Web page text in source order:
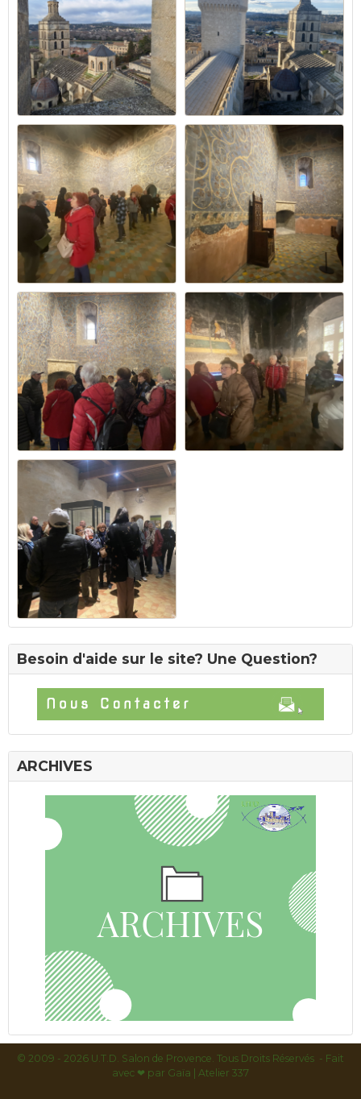
Besoin d'aide sur le site? Une Question?
ARCHIVES
© 2009 - 2026 U.T.D. Salon de Provence. Tous Droits Réservés - Fait
avec ❤ par Gaïa | Atelier 337